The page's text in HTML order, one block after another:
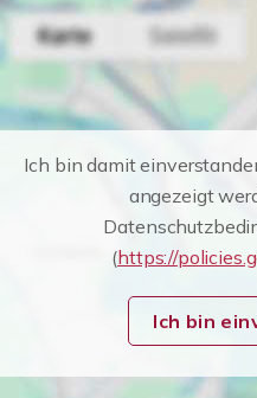
Ich bin damit
angezeigt
(https://
Ich bin